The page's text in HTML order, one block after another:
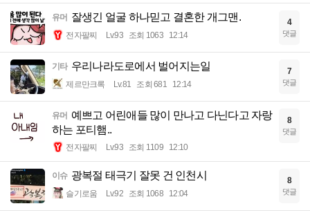
유머 잘생긴 얼굴 하나믿고 결혼한 개그맨.
전자팔찌 Lv.93 조회 1063 12:14
4
댓글
기타 우리나라도로에서 벌어지는일
제르만크록 Lv.81 조회 681 12:14
7
댓글
유머 예쁘고 어린애들 많이 만나고 다닌다고 자랑
하는 포티햄..
전자팔찌 Lv.93 조회 1109 12:10
8
댓글
이슈 광복절 태극기 잘못 건 인천시
슬기로움 Lv.92 조회 1068 12:04
8
댓글